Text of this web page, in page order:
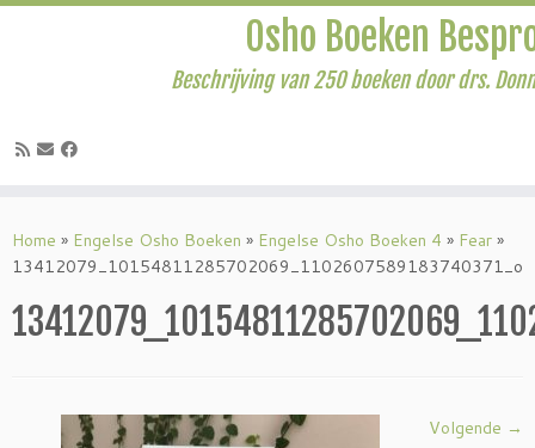
naar
inhoud
Osho Boeken
Beschrijving van 250 boeken door drs.
Home » Engelse Osho Boeken » Engelse Osho Boeken 4 » Fear »
13412079_10154811285702069_1102607589183740371_o
Volgende →